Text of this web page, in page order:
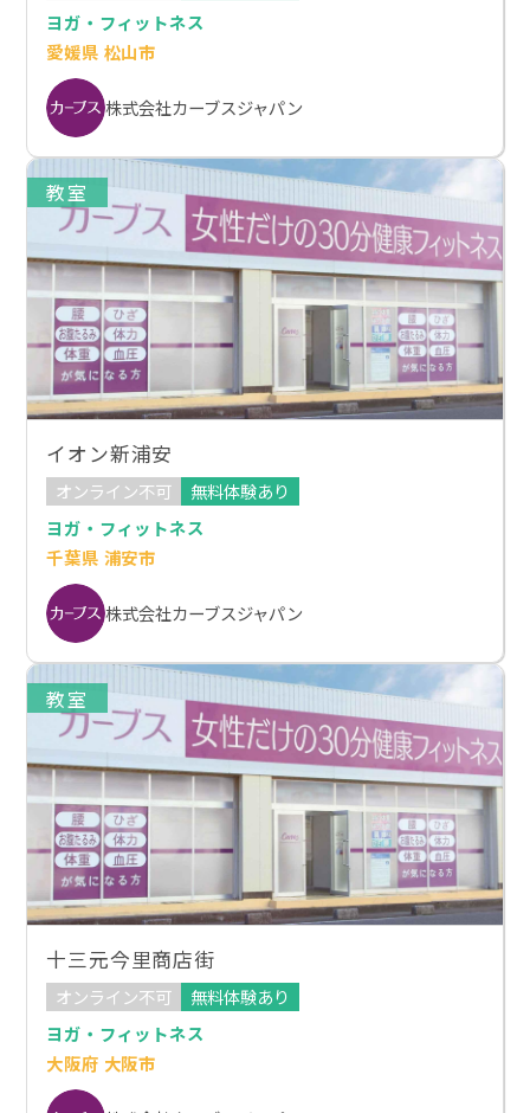
ヨガ・フィットネス
愛媛県 松山市
株式会社カーブスジャパン
教室
イオン新浦安
オンライン不可
無料体験あり
ヨガ・フィットネス
千葉県 浦安市
株式会社カーブスジャパン
教室
十三元今里商店街
オンライン不可
無料体験あり
ヨガ・フィットネス
大阪府 大阪市